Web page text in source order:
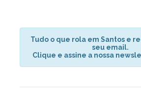
Tudo o que rola em Santos e
seu email.
Clique e assine a nossa